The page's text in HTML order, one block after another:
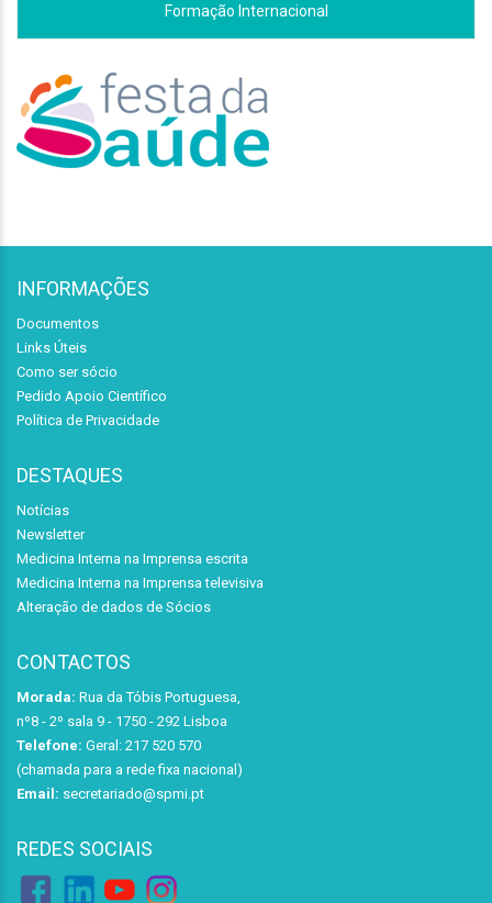
Formação Internacional
INFORMAÇÕES
Documentos
Links Úteis
Como ser sócio
Pedido Apoio Científico
Política de Privacidade
DESTAQUES
Notícias
Newsletter
Medicina Interna na Imprensa escrita
Medicina Interna na Imprensa televisiva
Alteração de dados de Sócios
CONTACTOS
Morada: Rua da Tóbis Portuguesa,
nº8 - 2º sala 9 - 1750 - 292 Lisboa
Telefone: Geral: 217 520 570
(chamada para a rede fixa nacional)
Email: secretariado@spmi.pt
REDES SOCIAIS